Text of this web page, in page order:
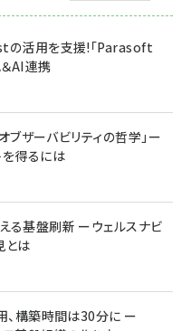
活用を支援!「Parasoft
AI連携
ザーバビリティの哲学」ー
得るには
る基盤刷新 ーウェルスナビ
とは
、構築時間は30分に ー